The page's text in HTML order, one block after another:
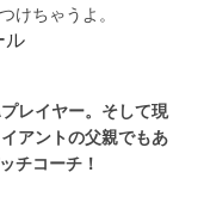
けちゃうよ。
ル
レイヤー。そして現
アントの父親でもあ
チコーチ！